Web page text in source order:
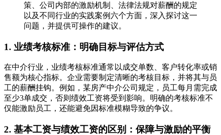
策、公司内部的激励机制、法律法规对薪酬的规定
以及不同行业的实践案例六个方面，深入探讨这一
问题，并提供可操作的建议。
1. 业绩考核标准：明确目标与评估方式
在中介行业，业绩考核标准通常以成交单数、客户转化率或销
售额为核心指标。企业需要制定清晰的考核目标，并将其与员
工的薪酬挂钩。例如，某房产中介公司规定，员工每月需完成
至少3单成交，否则绩效工资将受到影响。明确的考核标准不
仅能激励员工，还能避免因标准模糊导致的争议。
2. 基本工资与绩效工资的区别：保障与激励的平衡